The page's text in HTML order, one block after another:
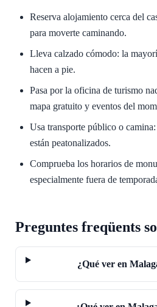
Reserva alojamiento cerca del
para moverte caminando.
Lleva calzado cómodo: la
hacen a pie.
Pasa por la oficina de turismo
mapa gratuito y eventos del
Usa transporte público o
están peatonalizados.
Comprueba los horarios de
especialmente fuera de
Preguntes freqüents
¿Qué ver en